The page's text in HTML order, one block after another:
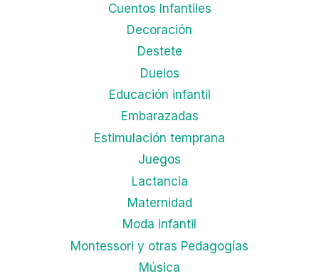
Cuentos Infantiles
Decoración
Destete
Duelos
Educación infantil
Embarazadas
Estimulación temprana
Juegos
Lactancia
Maternidad
Moda infantil
Montessori y otras Pedagogías
Música